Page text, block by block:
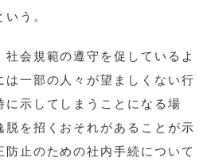
う。
社会規範の遵守を促しているよ
は一部の人々が望ましくない行
に示してしまうことになる場
脱を招くおそれがあることが示
止のための社内手続について